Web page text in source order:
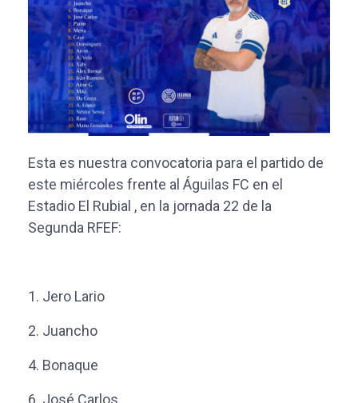
Esta es nuestra convocatoria para el partido de
este miércoles frente al Águilas FC en el
Estadio El Rubial , en la jornada 22 de la
Segunda RFEF:
1. Jero Lario
2. Juancho
4. Bonaque
6. José Carlos